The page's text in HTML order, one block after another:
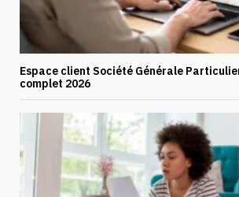
Espace client Société Générale
complet 2026